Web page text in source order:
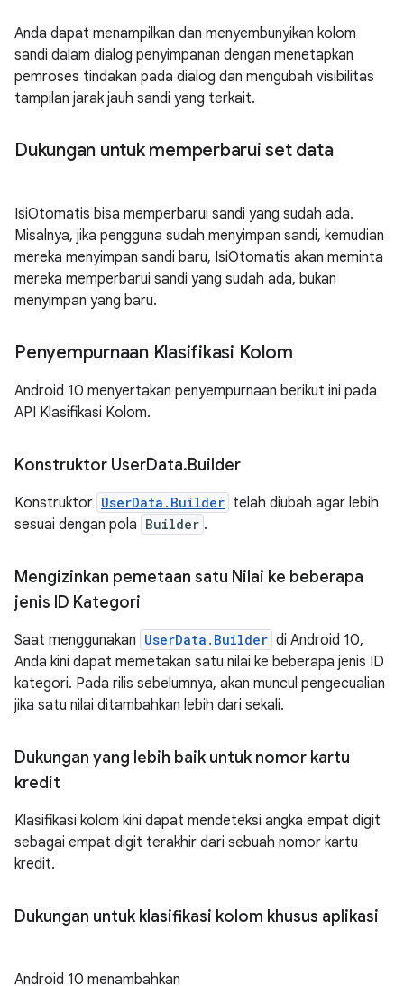
Anda dapat menampilkan dan menyembunyikan kolom
sandi dalam dialog penyimpanan dengan menetapkan
pemroses tindakan pada dialog dan mengubah visibilitas
tampilan jarak jauh sandi yang terkait.
Dukungan untuk memperbarui set data
IsiOtomatis bisa memperbarui sandi yang sudah ada.
Misalnya, jika pengguna sudah menyimpan sandi, kemudian
mereka menyimpan sandi baru, IsiOtomatis akan meminta
mereka memperbarui sandi yang sudah ada, bukan
menyimpan yang baru.
Penyempurnaan Klasifikasi Kolom
Android 10 menyertakan penyempurnaan berikut ini pada
API Klasifikasi Kolom.
Konstruktor UserData.Builder
Konstruktor UserData.Builder telah diubah agar lebih
sesuai dengan pola Builder .
Mengizinkan pemetaan satu Nilai ke beberapa
jenis ID Kategori
Saat menggunakan UserData.Builder di Android 10,
Anda kini dapat memetakan satu nilai ke beberapa jenis ID
kategori. Pada rilis sebelumnya, akan muncul pengecualian
jika satu nilai ditambahkan lebih dari sekali.
Dukungan yang lebih baik untuk nomor kartu
kredit
Klasifikasi kolom kini dapat mendeteksi angka empat digit
sebagai empat digit terakhir dari sebuah nomor kartu
kredit.
Dukungan untuk klasifikasi kolom khusus aplikasi
Android 10 menambahkan